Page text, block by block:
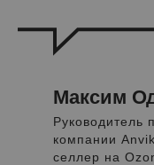
Максим
Руководитель
компании
селлер на